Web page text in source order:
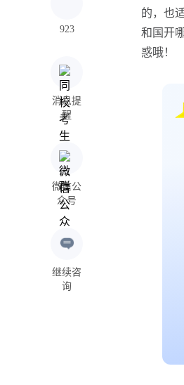
923
消息提
醒
微信公
众号
继续咨
询
的，也
和国开
惑哦！